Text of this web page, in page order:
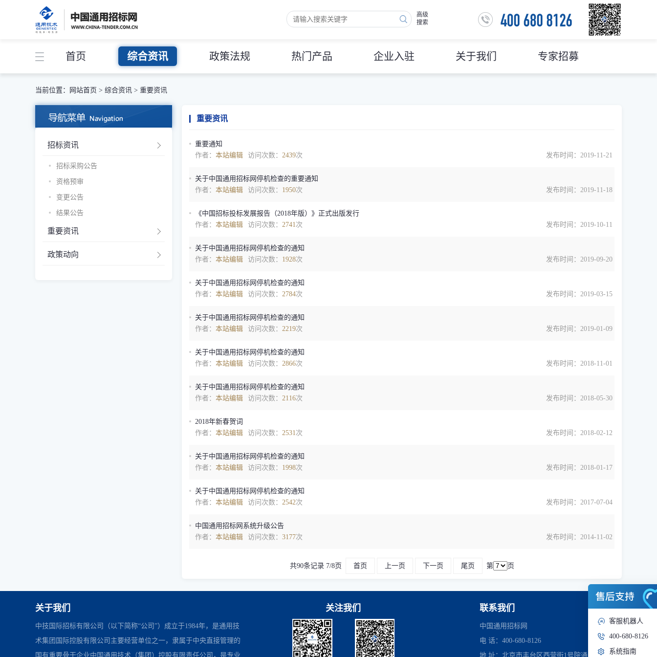
高级
搜索
首页 综合资讯 政策法规 热门产品 企业入驻 关于我们 专家招募
当前位置： 网站首页 > 综合资讯 > 重要资讯
招标资讯
招标采购公告
资格预审
变更公告
结果公告
重要资讯
政策动向
重要资讯
重要通知
作者： 本站编辑 访问次数： 2439次 发布时间：2019-11-21
关于中国通用招标网停机检查的重要通知
作者： 本站编辑 访问次数： 1950次 发布时间：2019-11-18
《中国招标投标发展报告（2018年版）》正式出版发行
作者： 本站编辑 访问次数： 2741次 发布时间：2019-10-11
关于中国通用招标网停机检查的通知
作者： 本站编辑 访问次数： 1928次 发布时间：2019-09-20
关于中国通用招标网停机检查的通知
作者： 本站编辑 访问次数： 2784次 发布时间：2019-03-15
关于中国通用招标网停机检查的通知
作者： 本站编辑 访问次数： 2219次 发布时间：2019-01-09
关于中国通用招标网停机检查的通知
作者： 本站编辑 访问次数： 2866次 发布时间：2018-11-01
关于中国通用招标网停机检查的通知
作者： 本站编辑 访问次数： 2116次 发布时间：2018-05-30
2018年新春贺词
作者： 本站编辑 访问次数： 2531次 发布时间：2018-02-12
关于中国通用招标网停机检查的通知
作者： 本站编辑 访问次数： 1998次 发布时间：2018-01-17
关于中国通用招标网停机检查的通知
作者： 本站编辑 访问次数： 2542次 发布时间：2017-07-04
中国通用招标网系统升级公告
作者： 本站编辑 访问次数： 3177次 发布时间：2014-11-02
共90条记录 7/8页 首页 上一页 下一页 尾页 第 页
关于我们
中技国际招标有限公司（以下简称“公司”）成立于1984年，是通用技
术集团国际控股有限公司主要经营单位之一，隶属于中央直接管理的
国有重要骨干企业中国通用技术（集团）控股有限责任公司，是专业
关注我们 联系我们
中国通用招标网
电 话：400-680-8126
地 址：北京市丰台区西营街1号院通用时代中心
客服机器人
400-680-8126
系统指南